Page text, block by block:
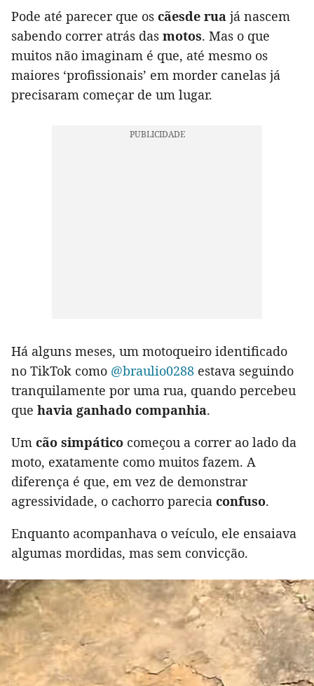
Pode até parecer que os cãesde rua já nascem
sabendo correr atrás das motos. Mas o que
muitos não imaginam é que, até mesmo os
maiores ‘profissionais’ em morder canelas já
precisaram começar de um lugar.
Há alguns meses, um motoqueiro identificado
no TikTok como @braulio0288 estava seguindo
tranquilamente por uma rua, quando percebeu
que havia ganhado companhia.
Um cão simpático começou a correr ao lado da
moto, exatamente como muitos fazem. A
diferença é que, em vez de demonstrar
agressividade, o cachorro parecia confuso.
Enquanto acompanhava o veículo, ele ensaiava
algumas mordidas, mas sem convicção.